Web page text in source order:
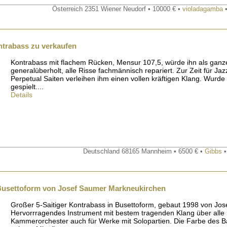
Österreich 2351 Wiener Neudorf • 10000 € • violadagamba
zu verkaufen
Kontrabass mit flachem Rücken, Mensur 107,5, würde ihn als
generalüberholt, alle Risse fachmännisch repariert. Zur Zeit für
Perpetual Saiten verleihen ihm einen vollen kräftigen Klang.
gespielt....
Details
Deutschland 68165 Mannheim • 6500 € • Gibbs
von Josef Saumer Markneukirchen
Großer 5-Saitiger Kontrabass in Busettoform, gebaut 1998 von
Hervorrragendes Instrument mit bestem tragenden Klang über
Kammerorchester auch für Werke mit Solopartien. Die Farbe des